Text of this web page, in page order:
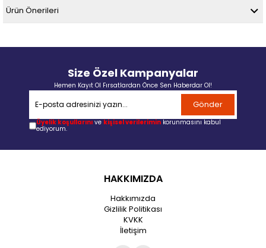
Ürün Önerileri
Size Özel Kampanyalar
Hemen Kayıt Ol Fırsatlardan Önce Sen Haberdar Ol!
Gönder
Üyelik koşullarını ve kişisel verilerimin korunmasını kabul
ediyorum.
HAKKIMIZDA
Hakkımızda
Gizlilik Politikası
KVKK
İletişim